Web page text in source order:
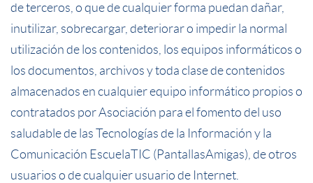
de terceros, o que de cualquier forma puedan dañar,
inutilizar, sobrecargar, deteriorar o impedir la normal
utilización de los contenidos, los equipos informáticos o
los documentos, archivos y toda clase de contenidos
almacenados en cualquier equipo informático propios o
contratados por Asociación para el fomento del uso
saludable de las Tecnologías de la Información y la
Comunicación EscuelaTIC (PantallasAmigas), de otros
usuarios o de cualquier usuario de Internet.